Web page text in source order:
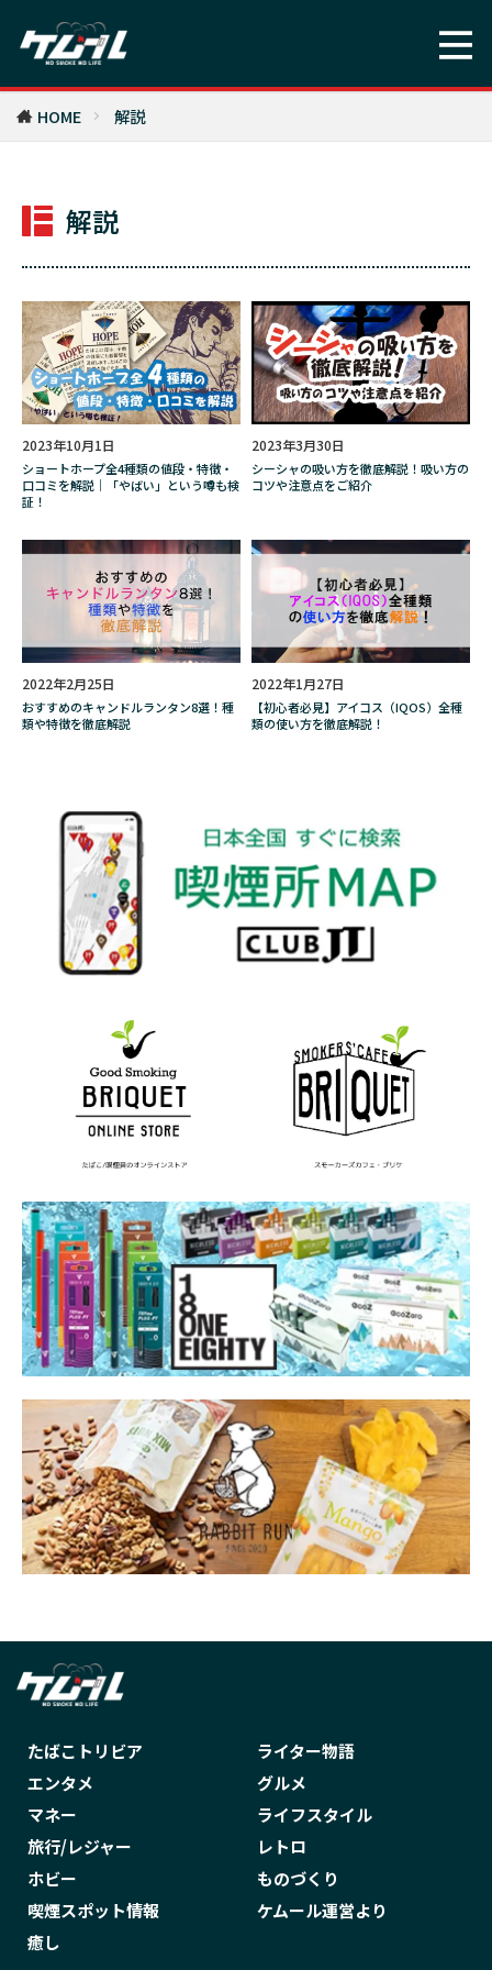
バレンタイン
バンドじゃないもん!
バーナード嬢曰く。
パイプ
ピース・アロマ・ヴィンテージ
フィナンシェ
フィリップモリス
フィリポナ
フィルター
フィルムノワール
フィンランド
フェイクグリーン
フラワーオブライフ
フランス
フルメタルジャケット
フレンズ
フレーバー
ブラジル
ブランド
ブルゴーニュ
ブレンド
プロジェクトK
プロレス
ベイプ
ベトナム
ベルギー
ペインター
ホスト
ホープ
ボランティア
ボリビア
ボールパークでつかまえて！
ポイント
ポイ捨て
ポーカー
マンガ
マールボロ ミヤ
ムーミン
メシャムパイプ
メダリスト
メビウス
メリット
メンソール
メーカー
モロッコ
ヤサシイワタシ
ヤニクラ
ヨルムンガンド
ライターケース
ライターホルダー
ラオス
ラッキーストライク
ランキング
ランバリオン
リキッド
リトルシガー
リボルバー・ヘッド
レトロゲーム
ロゴ ロシア
ロリータ
ロンドン
ロードオブザリング
ロードランナー
ローラー
ワイヤー
ワイン
ワインフィッター
一覧
一軒め酒場
三宅伸治 上野
下村史
中野
丸山ゴンザレス
乃木坂46
久津真実
九龍ジェネリックロマンス
予防
五十嵐大介
交通法規研究会
今勝ち
今日のほごにゃんこ
今日のほごにゃんこ あふたぁ
住宅ローン
使用方法
保護猫
値上げ
値段
健康増進法
全種類
切り絵
初心者
刺繍
副流煙 加湿
加熱式たばこ
HOME 解説
解説
2023年10月1日
ショートホープ全4種類の値段・特徴・
口コミを解説｜「やばい」という噂も検
証！
2023年3月30日
シーシャの吸い方を徹底解説！吸い方の
コツや注意点をご紹介
2022年2月25日
おすすめのキャンドルランタン8選！種
類や特徴を徹底解説
2022年1月27日
【初心者必見】アイコス（IQOS）全種
類の使い方を徹底解説！
たばこトリビア
ライター物語
エンタメ
グルメ
マネー
ライフスタイル
旅行/レジャー
レトロ
ホビー
ものづくり
喫煙スポット情報
ケムール運営より
癒し